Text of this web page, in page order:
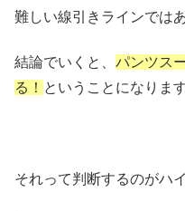
難しい線引きラインでは
結論でいくと、 パンツス
る！ ということになります
それって判断するのがハ